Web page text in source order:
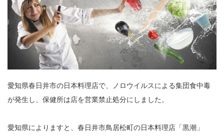
愛知県春日井市の日本料理店で、ノロウイルスによる集団食中毒
が発生し、保健所は店を営業禁止処分にしました。
愛知県によりますと、春日井市鳥居松町の日本料理店「黒潮」